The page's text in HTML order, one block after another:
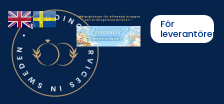
För
leverantörer